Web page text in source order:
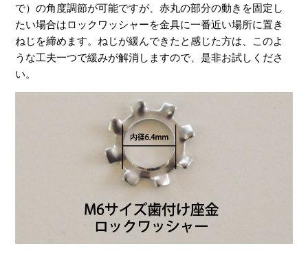
で）の角度調節が可能ですが、赤丸の部分の動きを固定し
たい場合はロックワッシャーを金具に一番近い場所に置き
ねじを締めます。ねじが緩んできたと感じた方は、このよ
うな工夫一つで緩みが解消しますので、是非お試しくださ
い。